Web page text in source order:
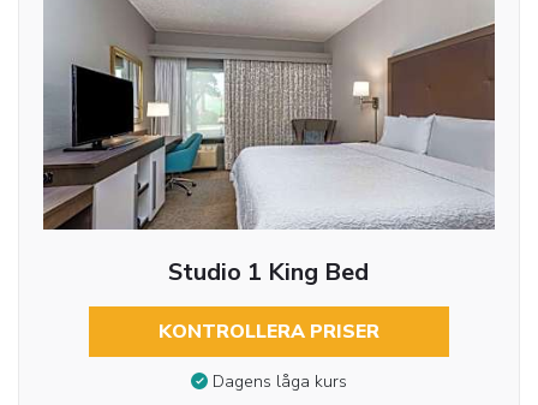
Studio 1 King Bed
KONTROLLERA PRISER
Dagens låga kurs